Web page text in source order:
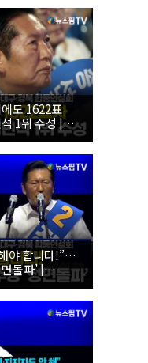
도 1622표
1위 수성 |
·최고위원 후
야 합니다!”…
돌파’ |
·최고위원 후